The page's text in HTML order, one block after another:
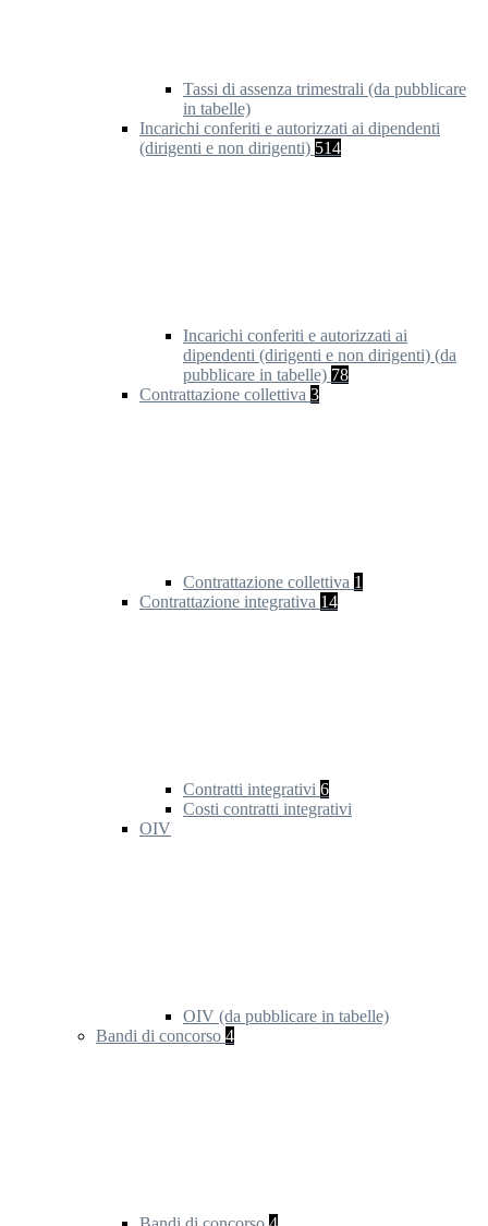
Tassi di assenza trimestrali (da pubblicare
in tabelle)
Incarichi conferiti e autorizzati ai dipendenti
(dirigenti e non dirigenti) 514
Incarichi conferiti e autorizzati ai
dipendenti (dirigenti e non dirigenti) (da
pubblicare in tabelle) 78
Contrattazione collettiva 3
Contrattazione collettiva 1
Contrattazione integrativa 14
Contratti integrativi 6
Costi contratti integrativi
OIV
OIV (da pubblicare in tabelle)
Bandi di concorso 4